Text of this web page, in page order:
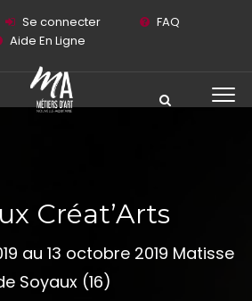
Se connecter
FAQ
Aide En Ligne
Créat’Arts
au 13 octobre 2019 Matisse
Soyaux (16)